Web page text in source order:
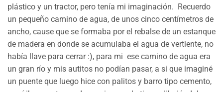
plástico y un tractor, pero tenía mi imaginación. Recuerdo
un pequeño camino de agua, de unos cinco centímetros de
ancho, cause que se formaba por el rebalse de un estanque
de madera en donde se acumulaba el agua de vertiente, no
había llave para cerrar :), para mi ese camino de agua era
un gran río y mis autitos no podían pasar, a si que imaginé
un puente que luego hice con palitos y barro tipo cemento,